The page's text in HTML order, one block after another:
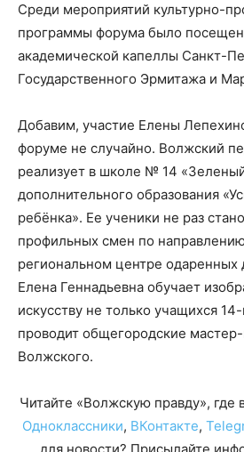
Среди мероприятий культурно-
программы форума было
академической капеллы Санкт-
Государственного Эрмитажа и
Добавим, участие Елены
форуме не случайно. Волжский
реализует в школе № 14
дополнительного образования
ребёнка». Ее ученики не раз
профильных смен по
региональном центре одаренных
Елена Геннадьевна обучает
искусству не только учащихся
проводит общегородские
Волжского.
Читайте «Волжскую правду», где
Одноклассники, ВКонтакте,